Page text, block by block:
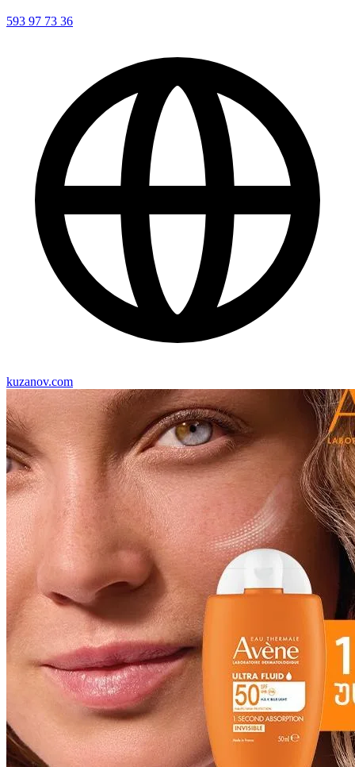
593 97 73 36
kuzanov.com